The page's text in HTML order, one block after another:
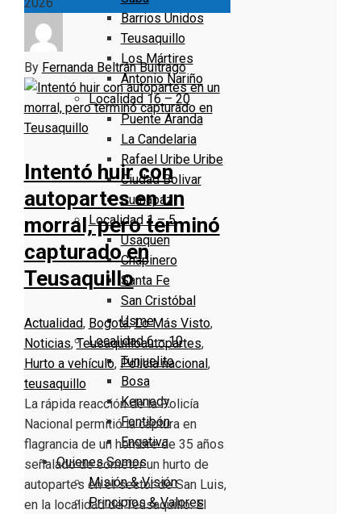
Barrios Unidos
Teusaquillo
Los Mártires
Antonio Nariño
Localidad 16 – 20
Puente Aranda
La Candelaria
Rafael Uribe Uribe
Ciudad Bolivar
Sumapaz
Localidad 1 – 5
Usaquen
Chapinero
Santa Fe
San Cristóbal
Usme
Localidad 6 – 10
Tunjuelito
Bosa
Kennedy
Fontibón
Engativa
Quienes Somos
Misión & Visión
Principios & Valores
By Fernanda Beltrán Buitrago
Intentó huir con
autopartes en un
morral, pero terminó
capturado en
Teusaquillo
Actualidad, Bogotá,Lo Más Visto,
Noticias,Teusaquilloautopartes,
Hurto a vehículo, Policia nacional ,
teusaquillo
La rápida reacción de la Policía
Nacional permitió la captura en
flagrancia de un hombre de 35 años
señalado de cometer un hurto de
autopartes en el sector de San Luis,
en la localidad de Teusaquillo. El